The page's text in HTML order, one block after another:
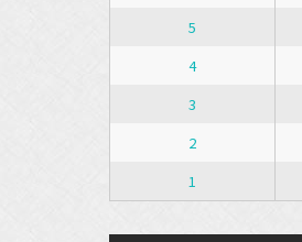
5
4
3
2
1